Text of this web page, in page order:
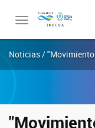
Toggle
Noticias /